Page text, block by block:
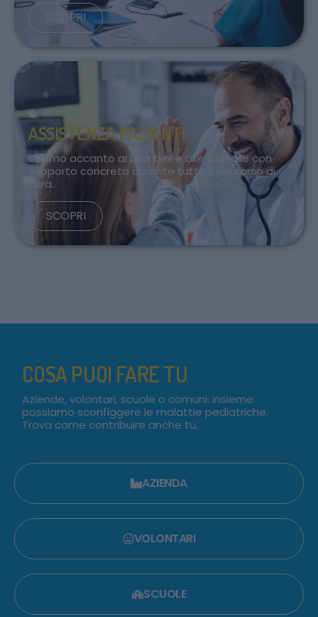
SCOPRI
ASSISTENZA PAZIENTI
Stiamo accanto ai bambini e alle famiglie con
supporto concreto durante tutto il percorso di
cura.
SCOPRI
COSA PUOI FARE TU
Aziende, volontari, scuole o comuni: insieme
possiamo sconfiggere le malattie pediatriche.
Trova come contribuire anche tu.
AZIENDA
VOLONTARI
SCUOLE